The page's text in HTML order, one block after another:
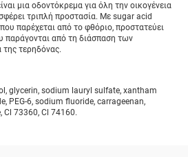
μια οδοντόκρεμα για όλη την οικογένεια
τριπλή προστασία. Με sugar acid
παρέχεται από το φθόριο, προστατεύει
παράγονται από τη διάσπαση των
της τερηδόνας.
glycerin, sodium lauryl sulfate, xantham
PEG-6, sodium fluoride, carrageenan,
Cl 73360, Cl 74160.